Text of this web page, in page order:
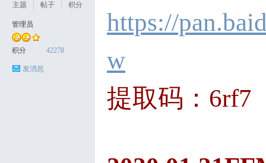
主题
帖子
积分
管理员
积分 42278
发消息
https://
w
提取码：6rf7